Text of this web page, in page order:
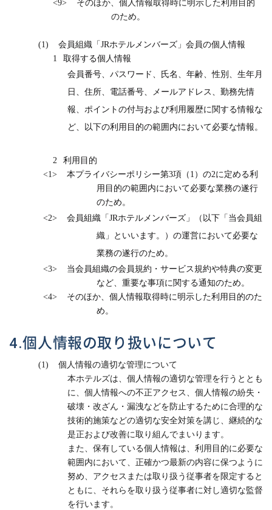
<9>
そのほか、個人情報取得時に明示した利用目的
のため。
(1) 会員組織「 JRホテルメンバーズ」会員の個人情報
1
取得する個人情報
会員番号、パスワード、氏名、年齢、性別、生年月
日、住所、電話番号、メールアドレス、勤務先情
報、ポイントの付与および利用履歴に関する情報な
ど、以下の利用目的の範囲内において必要な情報。
2
利用目的
<1>
本プライバシーポリシー第3項（ 1 ）の2に定める利
用目的の範囲内において必要な業務の遂行
のため。
<2>
会員組織「 JRホテルメンバーズ」（以下「当会員組
織」といいます。）の運営において必要な
業務の遂行のため。
<3>
当会員組織の会員規約・サービス規約や特典の変更
など、重要な事項に関する通知のため。
<4>
そのほか、個人情報取得時に明示した利用目的のた
め。
4.個人情報の取り扱いについて
(1)
個人情報の適切な管理について
本ホテルズは、個人情報の適切な管理を行うととも
に、個人情報への不正アクセス、個人情報の紛失・
破壊・改ざん・漏洩などを防止するために合理的な
技術的施策などの適切な安全対策を講じ、継続的な
是正および改善に取り組んでまいります。
また、保有している個人情報は、利用目的に必要な
範囲内において、正確かつ最新の内容に保つように
努め、アクセスまたは取り扱う従事者を限定すると
ともに、それらを取り扱う従事者に対し適切な監督
を行います。